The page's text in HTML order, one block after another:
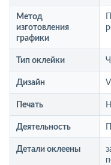
Метод
изготовления
графики
Тип оклейки
Дизайн
Печать
Деятельность
Детали оклеены